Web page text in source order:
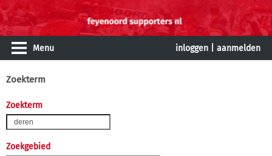
Menu inloggen aanmelden
Zoekterm
Zoekterm
Zoekgebied